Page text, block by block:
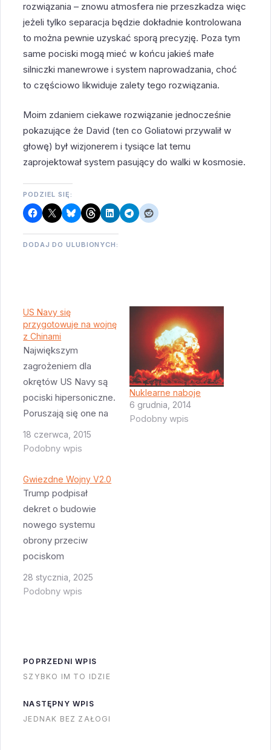
rozwiązania – znowu atmosfera nie przeszkadza więc
jeżeli tylko separacja będzie dokładnie kontrolowana
to można pewnie uzyskać sporą precyzję. Poza tym
same pociski mogą mieć w końcu jakieś małe
silniczki manewrowe i system naprowadzania, choć
to częściowo likwiduje zalety tego rozwiązania.
Moim zdaniem ciekawe rozwiązanie jednocześnie
pokazujące że David (ten co Goliatowi przywalił w
głowę) był wizjonerem i tysiące lat temu
zaprojektował system pasujący do walki w kosmosie.
PODZIEL SIĘ:
DODAJ DO ULUBIONYCH:
US Navy się
przygotowuje na wojnę
z Chinami
Największym
zagrożeniem dla
okrętów US Navy są
pociski hipersoniczne.
Poruszają się one na
tyle szybko, że w
momencie gdy radar
pocisk, jest za mało
czasu by w
jakikolwiek sposób się
przed nim obronić.
Jednak firma
Raytheon ma
SM-6. Kilka dni temu
18 czerwca, 2015
Podobny wpis
Nuklearne naboje
6 grudnia, 2014
Podobny wpis
Gwiezdne Wojny V2.0
Trump podpisał
dekret o budowie
nowego systemu
obrony przeciw
pociskom
balistycznym. W
odróżnieniu od
Ziemi a w kosmosie
wyłącznie latały
(przynajmniej
28 stycznia, 2025
Podobny wpis
POPRZEDNI WPIS
SZYBKO IM TO IDZIE
NASTĘPNY WPIS
JEDNAK BEZ ZAŁOGI